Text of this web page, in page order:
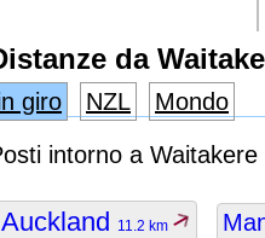
da
giro NZL
Mondo
intorno a
Auckland 11.2 km